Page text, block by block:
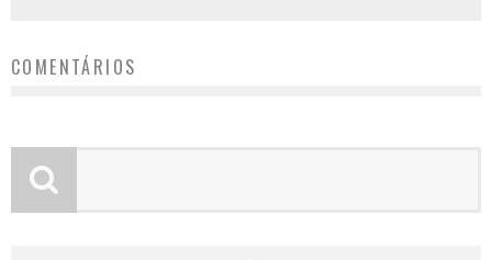
COMENTÁRIOS